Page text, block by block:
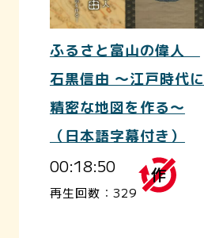
ふるさと富山の偉人
石黒信由 ～江戸時代に
精密な地図を作る～
（日本語字幕付き）
00:18:50
再生回数：329